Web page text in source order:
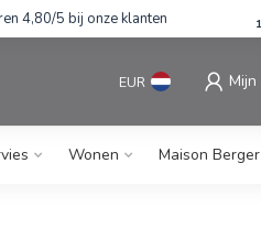
4,80/5 bij onze klanten
EUR
Wonen Maison